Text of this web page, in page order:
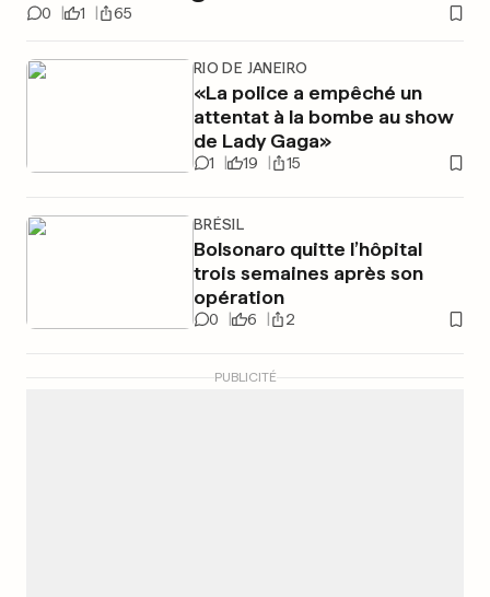
0 1 65
RIO DE JANEIRO
«La police a empêché un
attentat à la bombe au show
de Lady Gaga»
1 19 15
BRÉSIL
Bolsonaro quitte l’hôpital
trois semaines après son
opération
0 6 2
PUBLICITÉ